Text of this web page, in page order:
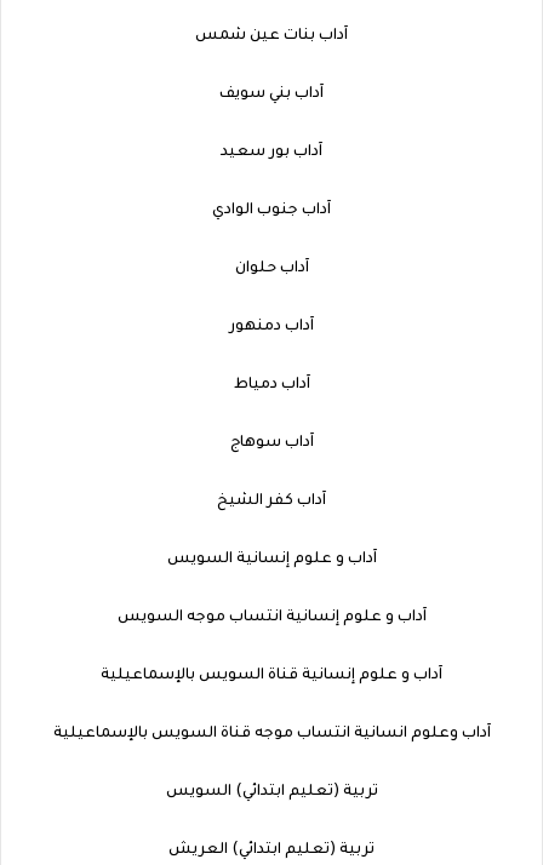
آداب بنات عين شمس
آداب بني سويف
آداب بور سعيد
آداب جنوب الوادي
آداب حلوان
آداب دمنهور
آداب دمياط
آداب سوهاج
آداب كفر الشيخ
آداب و علوم إنسانية السويس
آداب و علوم إنسانية انتساب موجه السويس
آداب و علوم إنسانية قناة السويس بالإسماعيلية
آداب وعلوم انسانية انتساب موجه قناة السويس بالإسماعيلية
تربية (تعليم ابتدائي) السويس
تربية (تعليم ابتدائي) العريش